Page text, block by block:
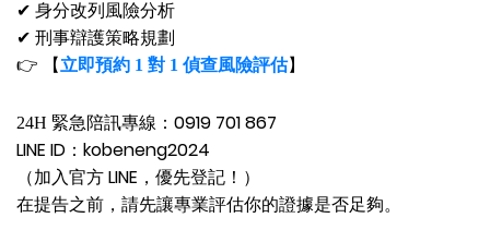
✔ 身分改列風險分析
✔ 刑事辯護策略規劃
👉
【 立即預約 1 對 1 偵查風險評估】
24H 緊急陪訊專線 ：0919 701 867
LINE ID：kobeneng2024
（加入官方 LINE，優先登記！）
在提告之前，請先讓專業評估你的證據是否足夠。